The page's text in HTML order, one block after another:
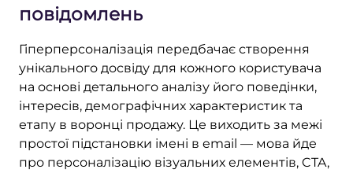
повідомлень
Гіперперсоналізація передбачає створення
унікального досвіду для кожного користувача
на основі детального аналізу його поведінки,
інтересів, демографічних характеристик та
етапу в воронці продажу. Це виходить за межі
простої підстановки імені в email — мова йде
про персоналізацію візуальних елементів, CTA,